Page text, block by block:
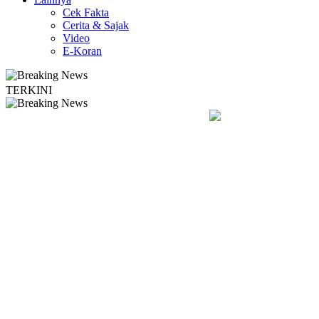
Cek Fakta
Cerita & Sajak
Video
E-Koran
TERKINI
Bapas Yogyakarta